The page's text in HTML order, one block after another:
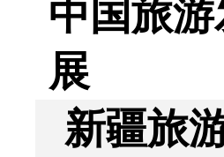
中国旅
展
新疆旅